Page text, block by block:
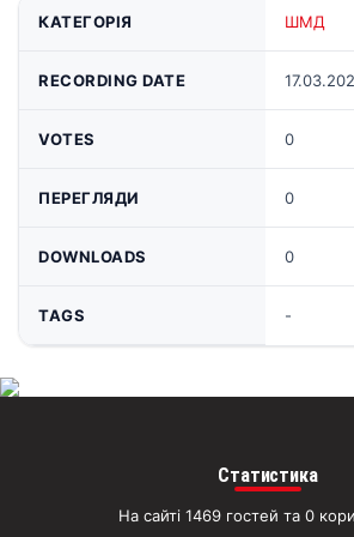
КАТЕГОРІЯ ШМД
RECORDING DATE
VOTES 0
ПЕРЕГЛЯДИ 0
DOWNLOADS 0
TAGS -
Статистика
На сайті 1469 гостей та 0